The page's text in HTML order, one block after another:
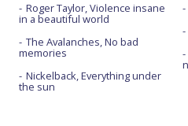
Roger Taylor, Violence insane
in a beautiful world
The Avalanches, No bad
memories
Nickelback, Everything under
the sun